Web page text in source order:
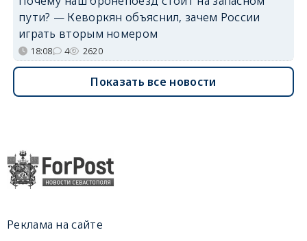
пути? — Кеворкян объяснил, зачем России
играть вторым номером
18:08 4 2620
Показать все новости
Реклама на сайте